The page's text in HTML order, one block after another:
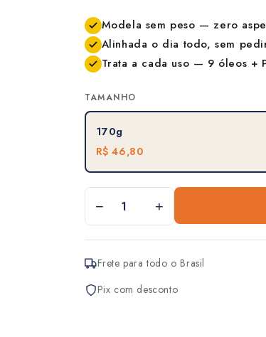
Modela sem peso — zero
Alinhada o dia todo, sem
Trata a cada uso — 9 óleos +
TAMANHO
170g
R$ 46,80
− +
Frete para todo o Brasil
Pix com desconto